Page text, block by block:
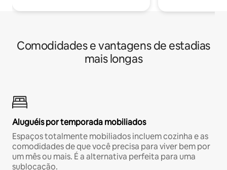
Comodidades e vantagens de estadias
mais longas
Aluguéis por temporada mobiliados
Espaços totalmente mobiliados incluem cozinha e as
comodidades de que você precisa para viver bem por
um mês ou mais. É a alternativa perfeita para uma
sublocação.